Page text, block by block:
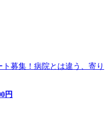
ト募集！病院とは違う、寄り
円